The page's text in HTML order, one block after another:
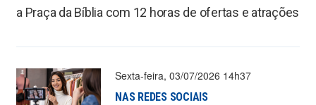
a Praça da Bíblia com 12 horas de ofertas e atrações
Sexta-feira, 03/07/2026 14h37
NAS REDES SOCIAIS